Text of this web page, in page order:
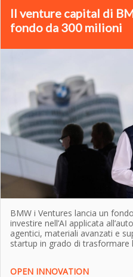
Il venture capital di
fondo da 300 milioni
BMW i Ventures lancia un
investire nell’AI applicata
agentici, materiali avanzati e
startup in grado di trasformare
OPEN INNOVATION